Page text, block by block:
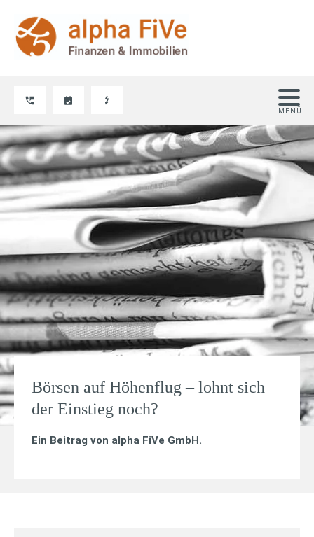
Börsen auf Höhenflug – lohnt sich
der Einstieg noch?
Ein Beitrag von alpha FiVe GmbH.